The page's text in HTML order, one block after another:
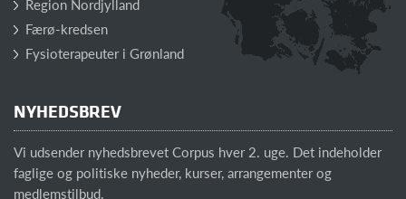
Region Nordjylland
Færø-kredsen
Fysioterapeuter i Grønland
NYHEDSBREV
Vi udsender nyhedsbrevet Corpus hver 2. uge. Det indeholder
faglige og politiske nyheder, kurser, arrangementer og
medlemstilbud.